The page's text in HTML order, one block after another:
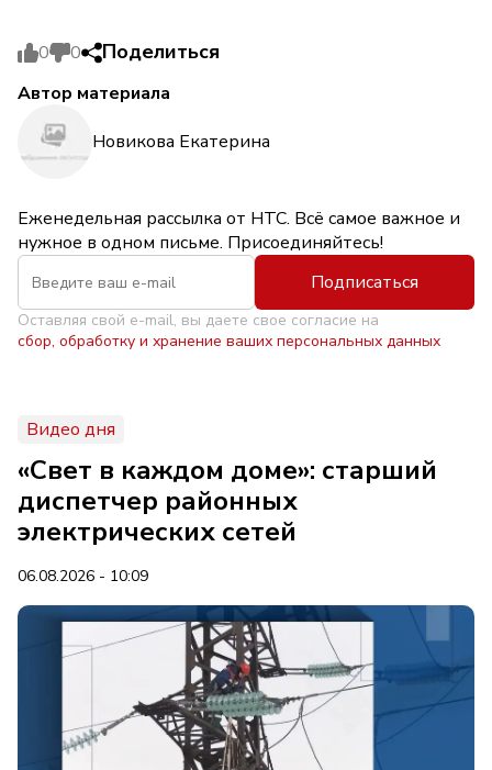
0 0 Поделиться
Автор материала
Новикова Екатерина
Еженедельная рассылка от НТС. Всё самое важное и
нужное в одном письме. Присоединяйтесь!
Подписаться
Оставляя свой e-mail, вы даете свое согласие на
сбор, обработку и хранение ваших персональных данных
Видео дня
«Свет в каждом доме»: старший
диспетчер районных
электрических сетей
06.08.2026 - 10:09